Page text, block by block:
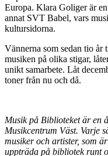
Europa. Klara Goliger är
annat SVT Babel, vars
kultursidorna.
Vännerna som sedan tio år
musiken på olika stigar,
unikt samarbete. Låt
toner från nu och då.
Musik på Biblioteket är en
Musikcentrum Väst. Varje
musiker och artister, som
uppträda på bibliotek runt